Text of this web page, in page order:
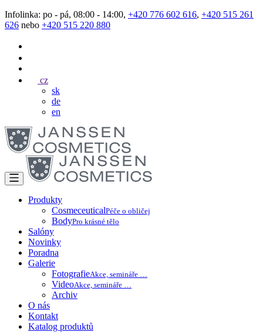
Infolinka: po - pá, 08:00 - 14:00, +420 776 602 616, +420 515 261
626 nebo +420 515 220 880
cz
sk
de
en
Produkty
CosmeceuticalPéče o obličej
BodyPro krásné tělo
Salóny
Novinky
Poradna
Galerie
FotografieAkce, semináře …
VideoAkce, semináře …
Archiv
O nás
Kontakt
Katalog produktů